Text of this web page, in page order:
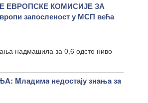
ЕВРОПСКЕ КОМИСИЈЕ ЗА
запосленост у МСП већа
надмашила за 0,6 одсто ниво
недостају знaњa зa